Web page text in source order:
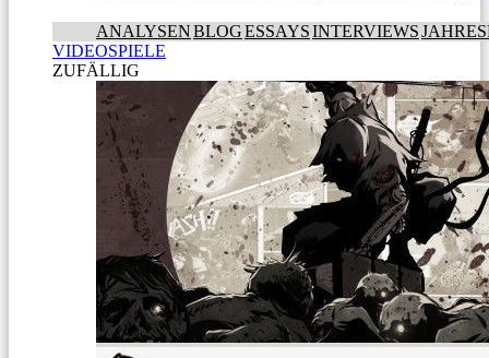
ANALYSENBLOGESSAYSINTERVIEWS
VIDEOSPIELE
ZUFÄLLIG